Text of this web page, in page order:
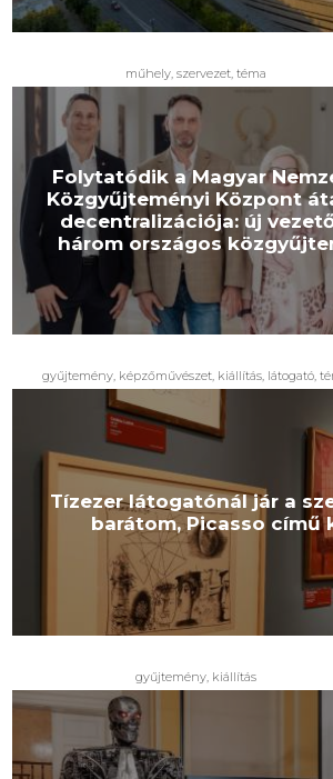
műhely szervezet téma
Folytatódik a Magyar
Közgyűjteményi Központ
decentralizációja: új
három országos
gyűjtemény képzőművészet kiállítás látogató
Tízezer látogatónál jár a
barátom, Picasso című
gyűjtemény, kiállítás